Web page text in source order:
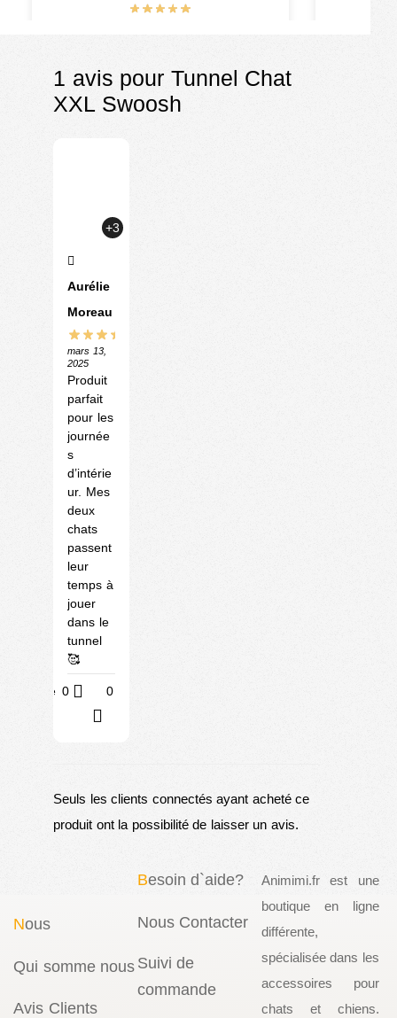
1 avis pour Tunnel Chat
XXL Swoosh
+3
Aurélie
Moreau
mars 13,
2025
Produit
parfait
pour les
journée
s
d’intérie
ur. Mes
deux
chats
passent
leur
temps à
jouer
dans le
tunnel
🥰
Utile 0 0
Seuls les clients connectés ayant acheté ce
produit ont la possibilité de laisser un avis.
Nous
Qui somme nous
Avis Clients
Besoin d`aide?
Nous Contacter
Suivi de
commande
Animimi.fr est une
boutique en ligne
différente,
spécialisée dans les
accessoires pour
chats et chiens.